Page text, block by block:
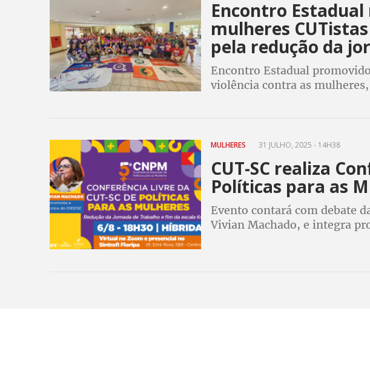
Encontro Estadual
mulheres
pela redução da
Encontro Estadual
violência contra as
MULHERES 31 JULHO, 2025 - 14H38
CUT-SC realiza
Políticas para as
Evento contará com debate
Vivian Machado, e integra